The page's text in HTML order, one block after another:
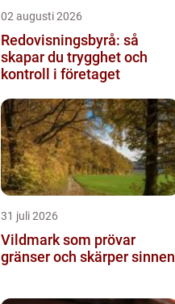
02 augusti 2026
Redovisningsbyrå: så
skapar du trygghet och
kontroll i företaget
31 juli 2026
Vildmark som prövar
gränser och skärper sinnen